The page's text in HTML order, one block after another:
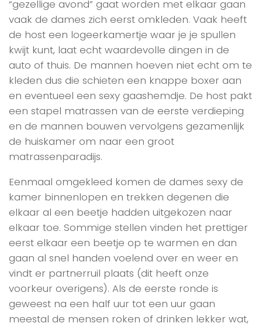
“gezellige avond” gaat worden met elkaar gaan
vaak de dames zich eerst omkleden. Vaak heeft
de host een logeerkamertje waar je je spullen
kwijt kunt, laat echt waardevolle dingen in de
auto of thuis. De mannen hoeven niet echt om te
kleden dus die schieten een knappe boxer aan
en eventueel een sexy gaashemdje. De host pakt
een stapel matrassen van de eerste verdieping
en de mannen bouwen vervolgens gezamenlijk
de huiskamer om naar een groot
matrassenparadijs.
Eenmaal omgekleed komen de dames sexy de
kamer binnenlopen en trekken degenen die
elkaar al een beetje hadden uitgekozen naar
elkaar toe. Sommige stellen vinden het prettiger
eerst elkaar een beetje op te warmen en dan
gaan al snel handen voelend over en weer en
vindt er partnerruil plaats (dit heeft onze
voorkeur overigens). Als de eerste ronde is
geweest na een half uur tot een uur gaan
meestal de mensen roken of drinken lekker wat,